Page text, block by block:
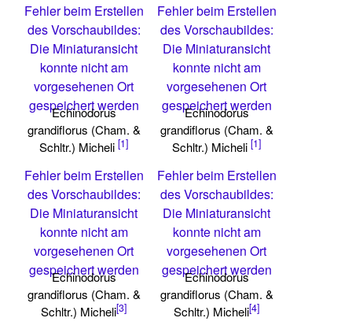
Fehler beim Erstellen
des Vorschaubildes:
Die Miniaturansicht
konnte nicht am
vorgesehenen Ort
gespeichert werden
Echinodorus
grandiflorus (Cham. &
Schltr.) Micheli [1]
Fehler beim Erstellen
des Vorschaubildes:
Die Miniaturansicht
konnte nicht am
vorgesehenen Ort
gespeichert werden
Echinodorus
grandiflorus (Cham. &
Schltr.) Micheli [1]
Fehler beim Erstellen
des Vorschaubildes:
Die Miniaturansicht
konnte nicht am
vorgesehenen Ort
gespeichert werden
Echinodorus
grandiflorus (Cham. &
Schltr.) Micheli[3]
Fehler beim Erstellen
des Vorschaubildes:
Die Miniaturansicht
konnte nicht am
vorgesehenen Ort
gespeichert werden
Echinodorus
grandiflorus (Cham. &
Schltr.) Micheli[4]